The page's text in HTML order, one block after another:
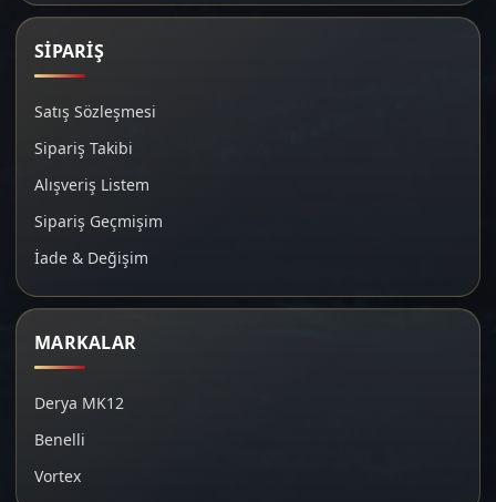
SİPARİŞ
Satış Sözleşmesi
Sipariş Takibi
Alışveriş Listem
Sipariş Geçmişim
İade & Değişim
MARKALAR
Derya MK12
Benelli
Vortex